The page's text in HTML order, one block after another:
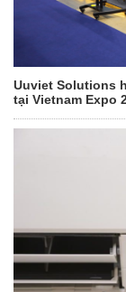
Uuviet Solutions
tại Vietnam Expo